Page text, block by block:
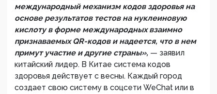
международный механизм кодов здоровья на
основе результатов тестов на нуклеиновую
кислоту в форме международных взаимно
признаваемых QR-кодов и надеется, что в нем
примут участие и другие страны», — заявил
китайский лидер. В Китае система кодов
здоровья действует с весны. Каждый город
создает свою систему в соцсети WeChat или в